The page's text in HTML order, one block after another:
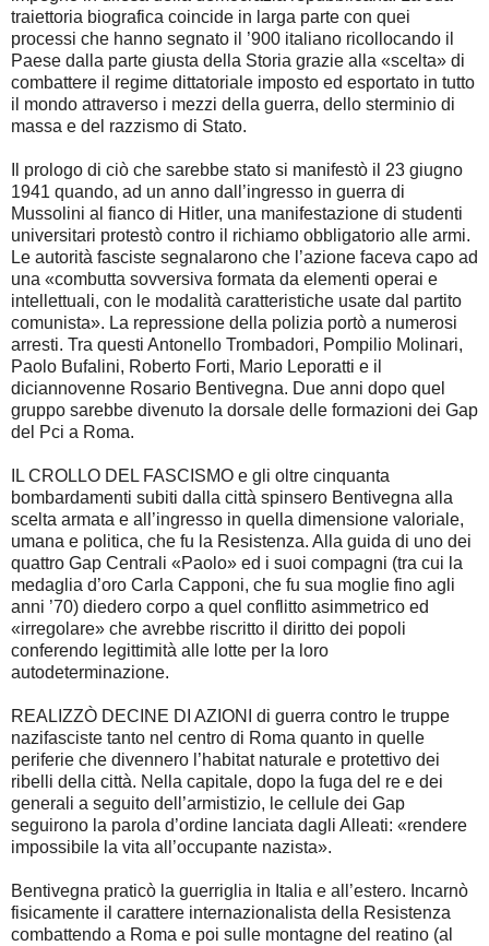
traiettoria biografica coincide in larga parte con quei
processi che hanno segnato il ’900 italiano ricollocando il
Paese dalla parte giusta della Storia grazie alla «scelta» di
combattere il regime dittatoriale imposto ed esportato in tutto
il mondo attraverso i mezzi della guerra, dello sterminio di
massa e del razzismo di Stato.
Il prologo di ciò che sarebbe stato si manifestò il 23 giugno
1941 quando, ad un anno dall’ingresso in guerra di
Mussolini al fianco di Hitler, una manifestazione di studenti
universitari protestò contro il richiamo obbligatorio alle armi.
Le autorità fasciste segnalarono che l’azione faceva capo ad
una «combutta sovversiva formata da elementi operai e
intellettuali, con le modalità caratteristiche usate dal partito
comunista». La repressione della polizia portò a numerosi
arresti. Tra questi Antonello Trombadori, Pompilio Molinari,
Paolo Bufalini, Roberto Forti, Mario Leporatti e il
diciannovenne Rosario Bentivegna. Due anni dopo quel
gruppo sarebbe divenuto la dorsale delle formazioni dei Gap
del Pci a Roma.
IL CROLLO DEL FASCISMO e gli oltre cinquanta
bombardamenti subiti dalla città spinsero Bentivegna alla
scelta armata e all’ingresso in quella dimensione valoriale,
umana e politica, che fu la Resistenza. Alla guida di uno dei
quattro Gap Centrali «Paolo» ed i suoi compagni (tra cui la
medaglia d’oro Carla Capponi, che fu sua moglie fino agli
anni ’70) diedero corpo a quel conflitto asimmetrico ed
«irregolare» che avrebbe riscritto il diritto dei popoli
conferendo legittimità alle lotte per la loro
autodeterminazione.
REALIZZÒ DECINE DI AZIONI di guerra contro le truppe
nazifasciste tanto nel centro di Roma quanto in quelle
periferie che divennero l’habitat naturale e protettivo dei
ribelli della città. Nella capitale, dopo la fuga del re e dei
generali a seguito dell’armistizio, le cellule dei Gap
seguirono la parola d’ordine lanciata dagli Alleati: «rendere
impossibile la vita all’occupante nazista».
Bentivegna praticò la guerriglia in Italia e all’estero. Incarnò
fisicamente il carattere internazionalista della Resistenza
combattendo a Roma e poi sulle montagne del reatino (al